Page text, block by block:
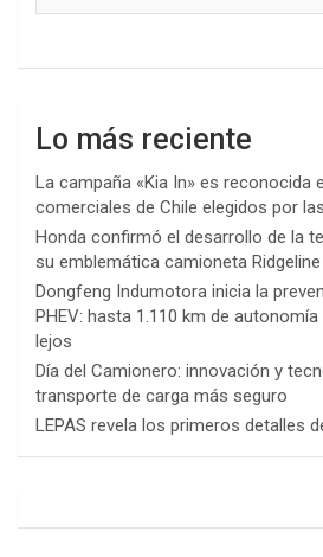
Lo más reciente
La campaña «Kia In» es reconocida
comerciales de Chile elegidos por
Honda confirmó el desarrollo de la
su emblemática camioneta Ridgeline
Dongfeng Indumotora inicia la
PHEV: hasta 1.110 km de
lejos
Día del Camionero: innovación y
transporte de carga más seguro
LEPAS revela los primeros detalles